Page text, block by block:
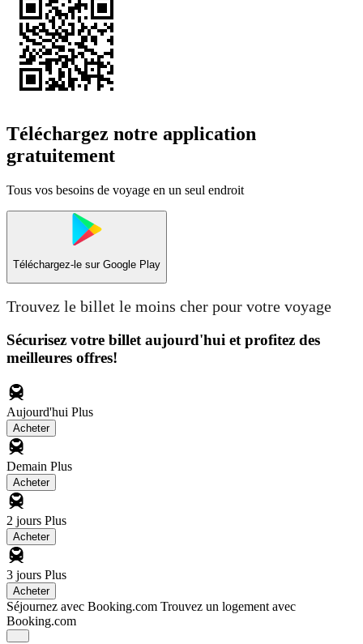
Téléchargez notre application
gratuitement
Tous vos besoins de voyage en un seul endroit
Téléchargez-le sur Google Play
Trouvez le billet le moins cher pour votre voyage
Sécurisez votre billet aujourd'hui et profitez des
meilleures offres!
Aujourd'hui Plus
Acheter
Demain Plus
Acheter
2 jours Plus
Acheter
3 jours Plus
Acheter
Séjournez avec Booking.com Trouvez un logement avec
Booking.com